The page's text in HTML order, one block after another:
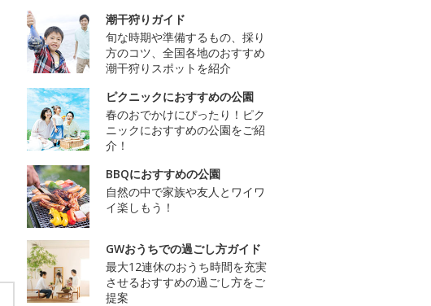
潮干狩りガイド
旬な時期や準備するもの、採り
方のコツ、全国各地のおすすめ
潮干狩りスポットを紹介
ピクニックにおすすめの公園
春のおでかけにぴったり！ピク
ニックにおすすめの公園をご紹
介！
BBQにおすすめの公園
自然の中で家族や友人とワイワ
イ楽しもう！
GWおうちでの過ごし方ガイド
最大12連休のおうち時間を充実
させるおすすめの過ごし方をご
提案